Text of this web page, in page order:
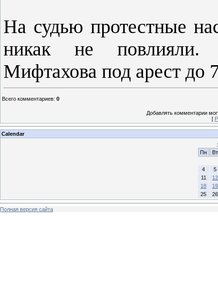
На судью протестные
никак не повлияли.
Мифтахова под арест до
Всего комментариев: 0
Добавлять комментарии
[
Calendar
Пн
Вт
4
5
11
12
18
19
25
26
Полная версия сайта